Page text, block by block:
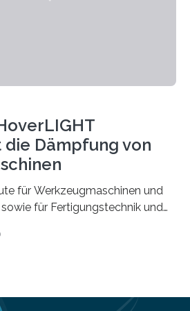
Dämpfung von
für Werkzeugmaschinen und
für Fertigungstechnik und
erzielt: Der
erreicht HoverLIGHT einen